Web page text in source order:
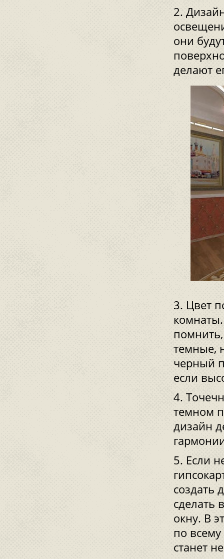
они
делают
Цвет
темные,
черный
если
темном
дизайн
Если
создать
сделать
окну. В
по
станет